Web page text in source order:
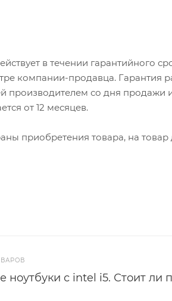
в течении гарантийного
компании-продавца. Гарантия
производителем со дня продажи
от 12 месяцев.
приобретения товара, на товар
ноутбуки с intel i5. Стоит ли